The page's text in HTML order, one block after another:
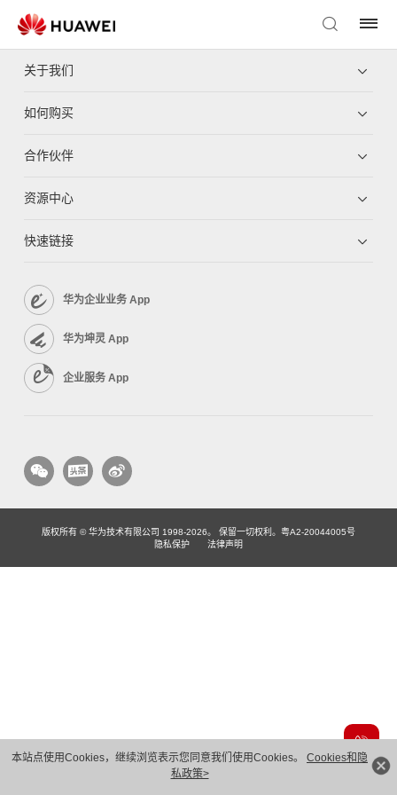
本站点使用Cookies，继续浏览表示您同意我们使用Cookies。 Cookies和隐
私政策>
关于我们
如何购买
合作伙伴
资源中心
快速链接
华为企业业务 App
华为坤灵 App
企业服务 App
版权所有 © 华为技术有限公司 1998-2026。 保留一切权利。粤A2-20044005号
隐私保护
法律声明